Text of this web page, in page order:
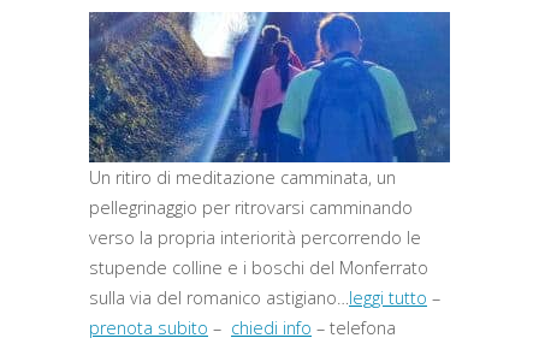
Un ritiro di meditazione camminata, un
pellegrinaggio per ritrovarsi camminando
verso la propria interiorità percorrendo le
stupende colline e i boschi del Monferrato
sulla via del romanico astigiano… leggi tutto –
prenota subito – chiedi info – telefona